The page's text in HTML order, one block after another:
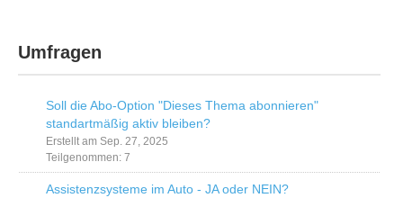
Umfragen
Soll die Abo-Option "Dieses Thema abonnieren"
standartmäßig aktiv bleiben?
Erstellt am Sep. 27, 2025
Teilgenommen: 7
Assistenzsysteme im Auto - JA oder NEIN?